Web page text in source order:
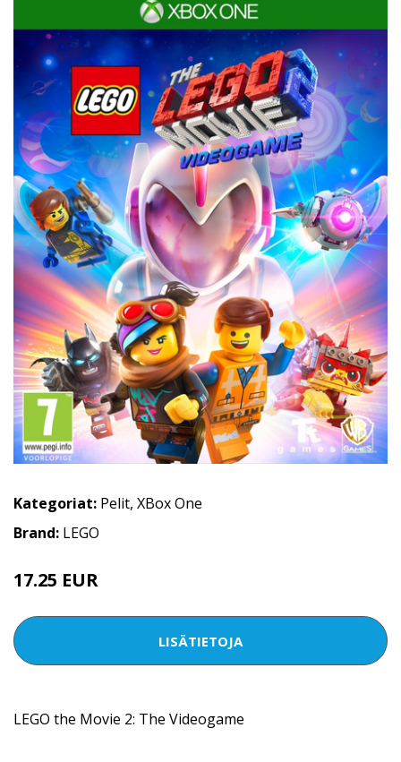
Kategoriat: Pelit, XBox One
Brand: LEGO
17.25 EUR
LISÄTIETOJA
LEGO the Movie 2: The Videogame